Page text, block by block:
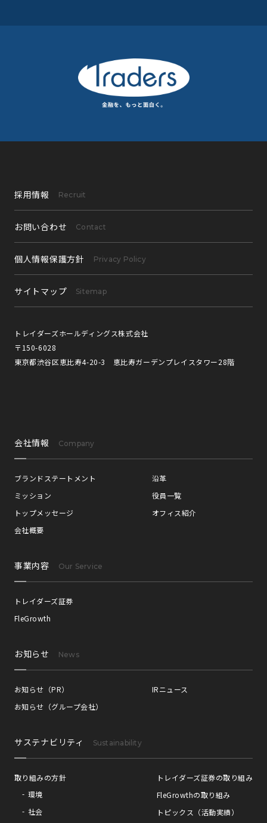
トレイダーズホールディングス株式会社
〒150-6028
東京都渋谷区恵比寿4-20-3 恵比寿ガーデンプレイスタワー28階
採用情報 Recruit
お問い合わせ Contact
個人情報保護方針 Privacy Policy
サイトマップ Sitemap
Company
会社情報
ブランドステートメント
ミッション
トップメッセージ
会社概要
沿革
役員一覧
オフィス紹介
Our Service
事業内容
トレイダーズ証券
FleGrowth
News
お知らせ
お知らせ（PR）
お知らせ（グループ会社）
IRニュース
Sustainability
サステナビリティ
取り組みの方針
環境
社会
トレイダーズ証券の取り組み
FleGrowthの取り組み
トピックス（活動実績）